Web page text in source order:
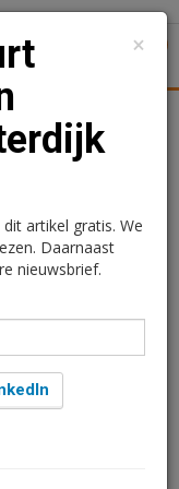
Werk
van
leestijd
met Verdi
×
artikel gratis. We
Daarnaast
nieuwsbrief.